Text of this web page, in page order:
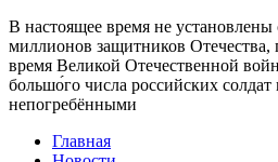
В настоящее время не установлены
миллионов защитников Отечества,
время Великой Отечественной
большо́го числа российских
непогребёнными
Главная